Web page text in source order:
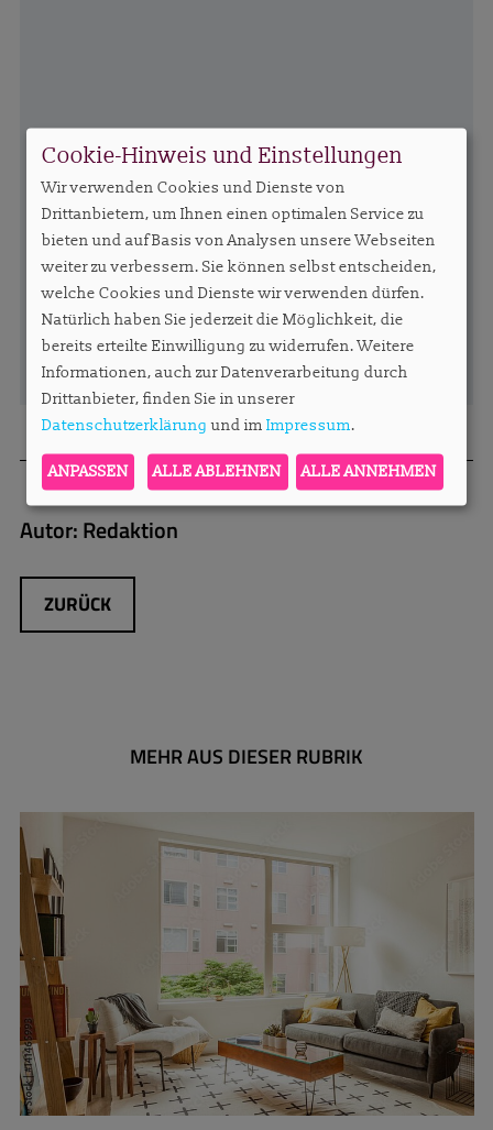
Autor:Redaktion
ZURÜCK
MEHR AUS DIESER RUBRIK
Cookie-Hinweis und Einstellungen
Wir verwenden Cookies und Dienste von
Drittanbietern, um Ihnen einen optimalen Service zu
bieten und auf Basis von Analysen unsere Webseiten
weiter zu verbessern. Sie können selbst entscheiden,
welche Cookies und Dienste wir verwenden dürfen.
Natürlich haben Sie jederzeit die Möglichkeit, die
bereits erteilte Einwilligung zu widerrufen. Weitere
Informationen, auch zur Datenverarbeitung durch
Drittanbieter, finden Sie in unserer
Datenschutzerklärung und im Impressum.
ANPASSEN ALLE ABLEHNEN ALLE ANNEHMEN